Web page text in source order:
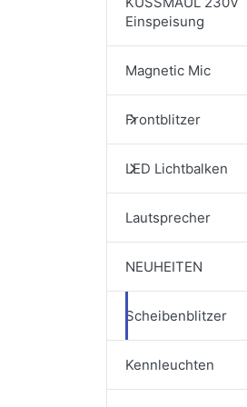
Einspeisung
Magnetic Mic
Frontblitzer
LED Lichtbalken
Lautsprecher
NEUHEITEN
Scheibenblitzer
Kennleuchten